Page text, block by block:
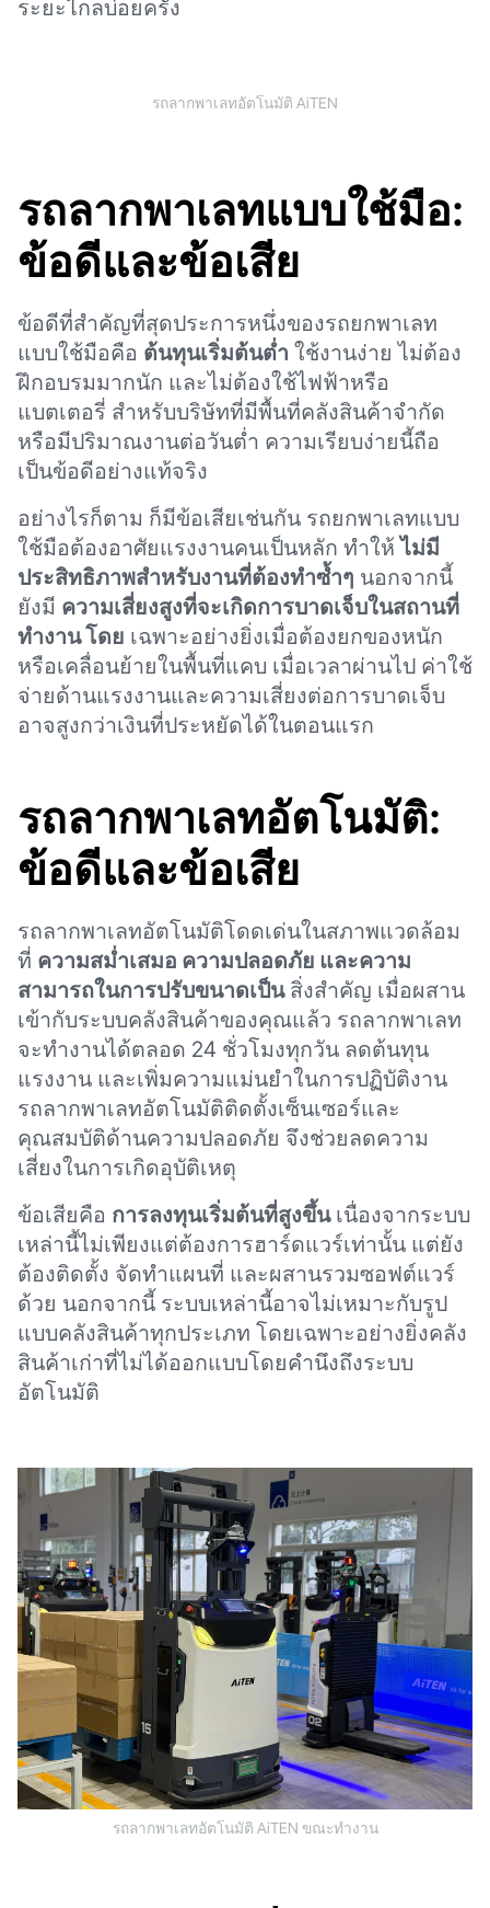
ระยะไกลบ่อยครั้ง
รถลากพาเลทอัตโนมัติ AiTEN
รถลากพาเลทแบบใช้มือ:
ข้อดีและข้อเสีย
ข้อดีที่สำคัญที่สุดประการหนึ่งของรถยกพาเลท
แบบใช้มือคือ ต้นทุนเริ่มต้นต่ำ ใช้งานง่าย ไม่ต้อง
ฝึกอบรมมากนัก และไม่ต้องใช้ไฟฟ้าหรือ
แบตเตอรี่ สำหรับบริษัทที่มีพื้นที่คลังสินค้าจำกัด
หรือมีปริมาณงานต่อวันต่ำ ความเรียบง่ายนี้ถือ
เป็นข้อดีอย่างแท้จริง
อย่างไรก็ตาม ก็มีข้อเสียเช่นกัน รถยกพาเลทแบบ
ใช้มือต้องอาศัยแรงงานคนเป็นหลัก ทำให้ไม่มี
ประสิทธิภาพสำหรับงานที่ต้องทำซ้ำๆ นอกจากนี้
ยังมี ความเสี่ยงสูงที่จะเกิดการบาดเจ็บในสถานที่
ทำงาน โดย เฉพาะอย่างยิ่งเมื่อต้องยกของหนัก
หรือเคลื่อนย้ายในพื้นที่แคบ เมื่อเวลาผ่านไป ค่าใช้
จ่ายด้านแรงงานและความเสี่ยงต่อการบาดเจ็บ
อาจสูงกว่าเงินที่ประหยัดได้ในตอนแรก
รถลากพาเลทอัตโนมัติ:
ข้อดีและข้อเสีย
รถลากพาเลทอัตโนมัติโดดเด่นในสภาพแวดล้อม
ที่ ความสม่ำเสมอ ความปลอดภัย และความ
สามารถในการปรับขนาดเป็นสิ่งสำคัญ เมื่อผสาน
เข้ากับระบบคลังสินค้าของคุณแล้ว รถลากพาเลท
จะทำงานได้ตลอด 24 ชั่วโมงทุกวัน ลดต้นทุน
แรงงาน และเพิ่มความแม่นยำในการปฏิบัติงาน
รถลากพาเลทอัตโนมัติติดตั้งเซ็นเซอร์และ
คุณสมบัติด้านความปลอดภัย จึงช่วยลดความ
เสี่ยงในการเกิดอุบัติเหตุ
ข้อเสียคือ การลงทุนเริ่มต้นที่สูงขึ้นเนื่องจากระบบ
เหล่านี้ไม่เพียงแต่ต้องการฮาร์ดแวร์เท่านั้น แต่ยัง
ต้องติดตั้ง จัดทำแผนที่ และผสานรวมซอฟต์แวร์
ด้วย นอกจากนี้ ระบบเหล่านี้อาจไม่เหมาะกับรูป
แบบคลังสินค้าทุกประเภท โดยเฉพาะอย่างยิ่งคลัง
สินค้าเก่าที่ไม่ได้ออกแบบโดยคำนึงถึงระบบ
อัตโนมัติ
รถลากพาเลทอัตโนมัติ AiTEN ขณะทำงาน